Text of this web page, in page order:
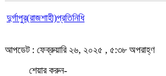
দুর্গাপুর(রাজশাহী)প্রতিনিধি
আপডেট : ফেব্রুয়ারি ২৬, ২০২৫ , ৫:৩৮ অপরাহ্ণ
শেয়ার করুন-